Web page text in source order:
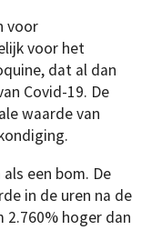
voor
voor het
dat al dan
Covid-19. De
waarde van
een bom. De
in de uren na de
2.760% hoger dan